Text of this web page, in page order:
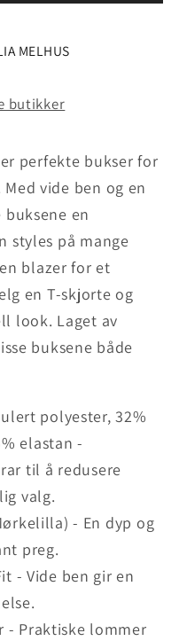
MELHUS
butikker
er perfekte bukser for
vide ben og en
en
styles på mange
blazer for et
en T-skjorte og
look. Laget av
buksene både
polyester, 32%
elastan -
til å redusere
valg.
- En dyp og
preg.
- Vide ben gir en
- Praktiske lommer